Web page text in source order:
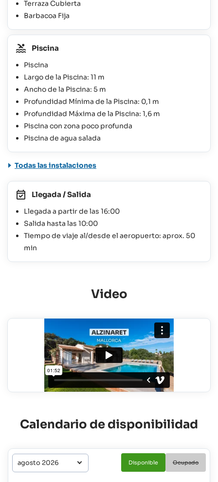
Terraza Cubierta
Barbacoa Fija
Piscina
Piscina
Largo de la Piscina: 11 m
Ancho de la Piscina: 5 m
Profundidad Mínima de la Piscina: 0,1 m
Profundidad Máxima de la Piscina: 1,6 m
Piscina con zona poco profunda
Piscina de agua salada
Todas las instalaciones
Llegada / Salida
Llegada a partir de las 16:00
Salida hasta las 10:00
Tiempo de viaje al/desde el aeropuerto: aprox. 50
min
Video
Calendario de disponibilidad
Disponible Ocupado